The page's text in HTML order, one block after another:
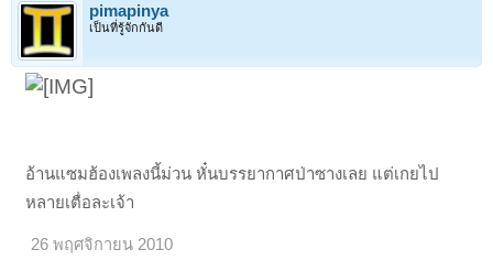
pimapinya
เป็นที่รู้จักกันดี
อ้านแซมฮ้องเพลงนี้ม่วน หั๋นบรรยากาศป่าซางเลย แต่เกยไป
หลายเตื่อละเจ้า
26 พฤศจิกายน 2010